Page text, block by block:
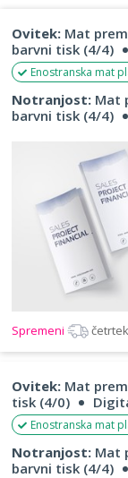
Ovitek: Mat
barvni tisk (4/4)
Enostranska mat
Notranjost: Mat
barvni tisk (4/4)
Spremeni
Ovitek: Mat
tisk (4/0)
Enostranska mat
Notranjost: Mat
barvni tisk (4/4)